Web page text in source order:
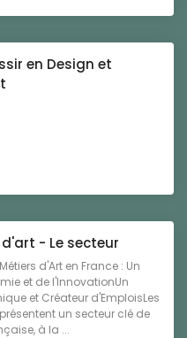
en Design et
- Le secteur
d'Art en France : Un
et de l'InnovationUn
et Créateur d'EmploisLes
un secteur clé de
à la ...